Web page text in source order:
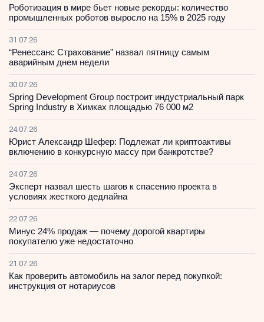
Роботизация в мире бьет новые рекорды: количество
промышленных роботов выросло на 15% в 2025 году
31.07.26
“Ренессанс Страхование” назвал пятницу самым
аварийным днем недели
30.07.26
Spring Development Group построит индустриальный парк
Spring Industry в Химках площадью 76 000 м2
24.07.26
Юрист Александр Шефер: Подлежат ли криптоактивы
включению в конкурсную массу при банкротстве?
24.07.26
Эксперт назвал шесть шагов к спасению проекта в
условиях жесткого дедлайна
22.07.26
Минус 24% продаж — почему дорогой квартиры
покупателю уже недостаточно
21.07.26
Как проверить автомобиль на залог перед покупкой:
инструкция от нотариусов